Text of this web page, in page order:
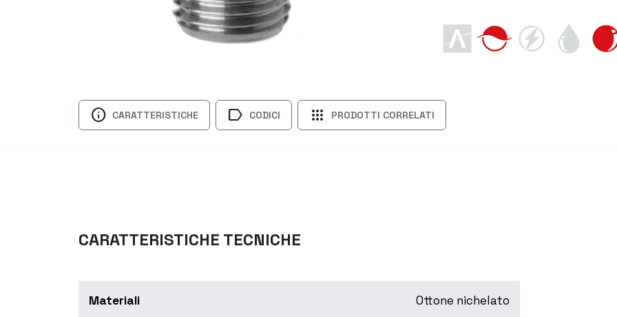
info CARATTERISTICHE label CODICI apps PRODOTTI CORRELATI
CARATTERISTICHE TECNICHE
Materiali Ottone nichelato